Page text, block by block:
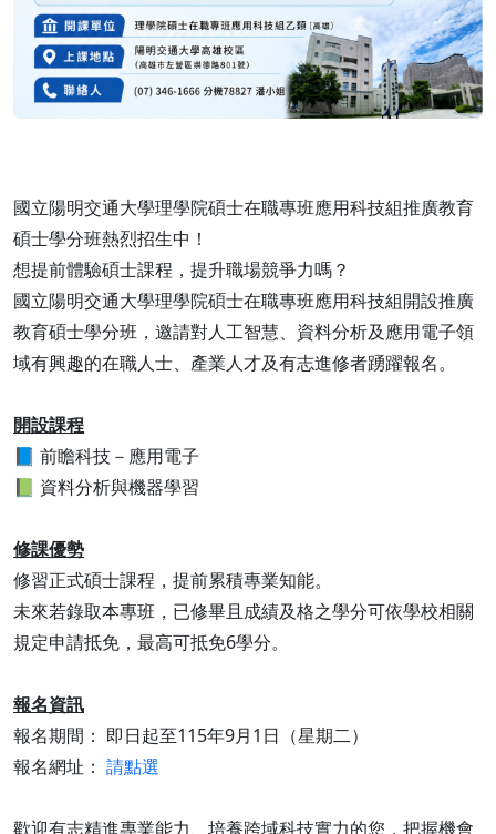
國立陽明交通大學理學院碩士在職專班應用科技組推廣教育
碩士學分班熱烈招生中！
想提前體驗碩士課程，提升職場競爭力嗎？
國立陽明交通大學理學院碩士在職專班應用科技組開設推廣
教育碩士學分班，邀請對人工智慧、資料分析及應用電子領
域有興趣的在職人士、產業人才及有志進修者踴躍報名。
開設課程
📘 前瞻科技－應用電子
📗 資料分析與機器學習
修課優勢
修習正式碩士課程，提前累積專業知能。
未來若錄取本專班，已修畢且成績及格之學分可依學校相關
規定申請抵免，最高可抵免6學分。
報名資訊
報名期間： 即日起至115年9月1日（星期二）
報名網址： 請點選
歡迎有志精進專業能力、培養跨域科技實力的您，把握機會